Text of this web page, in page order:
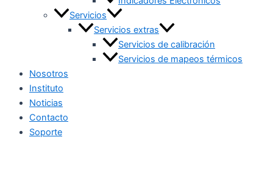
Servicios
Servicios extras
Servicios de calibración
Servicios de mapeos térmicos
Nosotros
Instituto
Noticias
Contacto
Soporte